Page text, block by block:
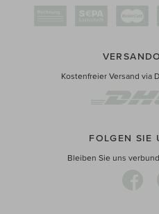
Kostenfreier Versand via
FOLGEN SIE
Bleiben Sie uns